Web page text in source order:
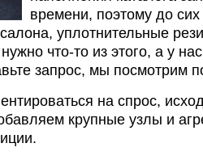
времени, поэтому до
уплотнительные
что-то из этого, а у
запрос, мы посмотрим
на спрос,
крупные узлы и